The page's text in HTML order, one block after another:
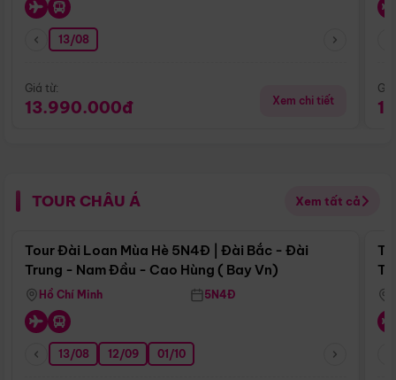
13/08
Giá từ:
13.990.000đ Xem chi tiết
TOUR CHÂU Á Xem tất cả
Điểm nổi bật
Tour Đài Loan Mùa Hè 5N4Đ | Đài Bắc - Đài
Trung - Nam Đầu - Cao Hùng ( Bay Vn)
Hồ Chí Minh 5N4Đ
13/08 12/09 01/10